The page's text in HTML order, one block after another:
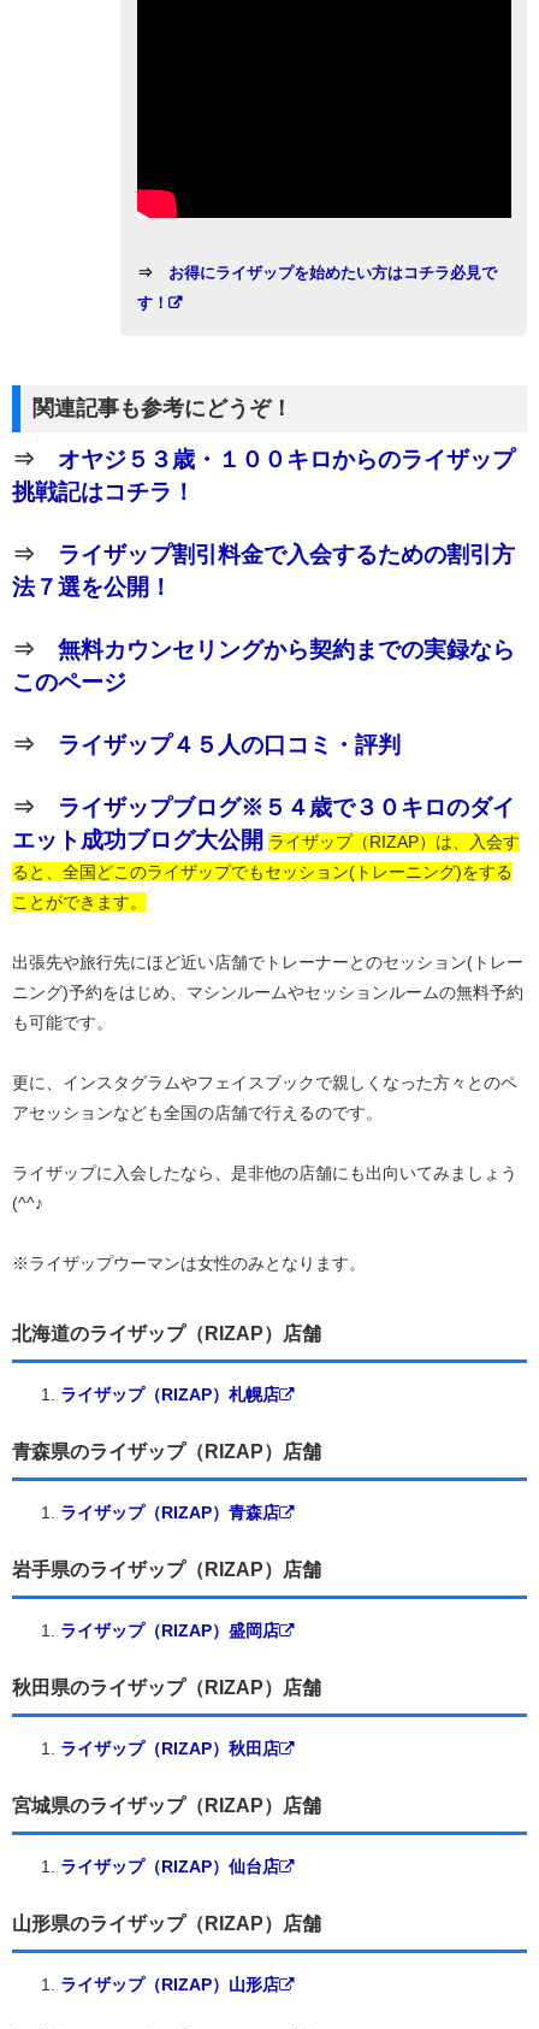
⇒
お得にライザップを始めたい方はコチラ必見で
す！
関連記事も参考にどうぞ！
⇒ オヤジ５３歳・１００キロからのライザップ
挑戦記はコチラ！
⇒ ライザップ割引料金で入会するための割引方
法７選を公開！
⇒ 無料カウンセリングから契約までの実録なら
このページ
⇒ ライザップ４５人の口コミ・評判
⇒ ライザップブログ※５４歳で３０キロのダイ
エット成功ブログ大公開 ライザップ（RIZAP）は、入会す
ると、全国どこのライザップでもセッション(トレーニング)をする
ことができます。
出張先や旅行先にほど近い店舗でトレーナーとのセッション(トレー
ニング)予約をはじめ、マシンルームやセッションルームの無料予約
も可能です。
更に、インスタグラムやフェイスブックで親しくなった方々とのペ
アセッションなども全国の店舗で行えるのです。
ライザップに入会したなら、是非他の店舗にも出向いてみましょう
(^^♪
※ライザップウーマンは女性のみとなります。
北海道のライザップ（RIZAP）店舗
ライザップ（RIZAP）札幌店
青森県のライザップ（RIZAP）店舗
ライザップ（RIZAP）青森店
岩手県のライザップ（RIZAP）店舗
ライザップ（RIZAP）盛岡店
秋田県のライザップ（RIZAP）店舗
ライザップ（RIZAP）秋田店
宮城県のライザップ（RIZAP）店舗
ライザップ（RIZAP）仙台店
山形県のライザップ（RIZAP）店舗
ライザップ（RIZAP）山形店